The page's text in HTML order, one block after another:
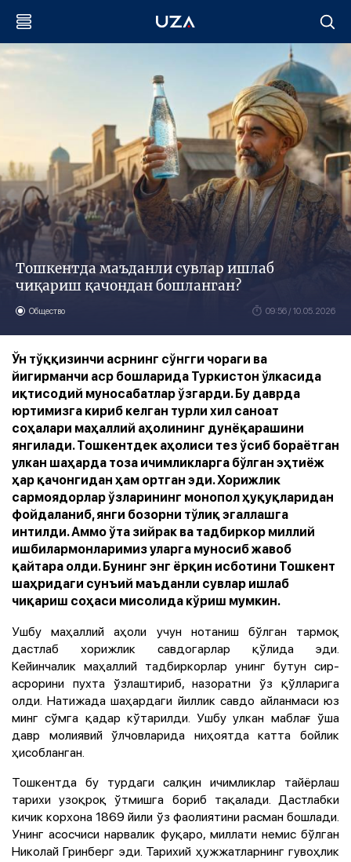
Тошкентда маъданли сувлар ишлаб
чиқариш қачондан бошланган?
Общество 09:56 / 10.05.2026
Ўн тўққизинчи асрнинг сўнгги чораги ва
йигирманчи аср бошларида Туркистон ўлкасида
иқтисодий муносабатлар ўзгарди. Бу даврда
юртимизга кириб келган турли хил саноат
соҳалари маҳаллий аҳолининг дунёқарашини
янгилади. Тошкентдек аҳолиси тез ўсиб бораётган
улкан шаҳарда тоза ичимликларга бўлган эҳтиёж
ҳар қачонгидан ҳам ортган эди. Хорижлик
сармоядорлар ўзларининг монопол ҳуқуқларидан
фойдаланиб, янги бозорни тўлиқ эгаллашга
интилди. Аммо ўта зийрак ва тадбиркор миллий
ишбилармонларимиз уларга муносиб жавоб
қайтара олди. Бунинг энг ёрқин исботини Тошкент
шаҳридаги сунъий маъданли сувлар ишлаб
чиқариш соҳаси мисолида кўриш мумкин.
Ушбу маҳаллий аҳоли учун нотаниш бўлган тармоқ
дастлаб хорижлик савдогарлар қўлида эди.
Кейинчалик маҳаллий тадбиркорлар унинг бутун сир-
асрорини пухта ўзлаштириб, назоратни ўз қўлларига
олди. Натижада шаҳардаги йиллик савдо айланмаси юз
минг сўмга қадар кўтарилди. Ушбу улкан маблағ ўша
давр молиявий ўлчовларида ниҳоятда катта бойлик
ҳисобланган.
Тошкентда бу турдаги салқин ичимликлар тайёрлаш
тарихи узоқроқ ўтмишга бориб тақалади. Дастлабки
кичик корхона 1869 йили ўз фаолиятини расман бошлади.
Унинг асосчиси нарвалик фуқаро, миллати немис бўлган
Николай Гринберг эди. Тарихий ҳужжатларнинг гувоҳлик